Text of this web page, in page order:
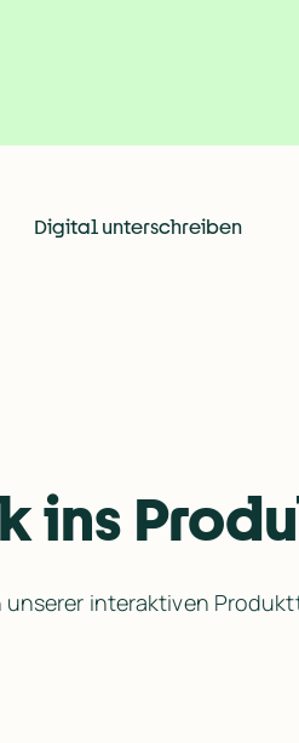
Digital unterschreiben
ins
interaktiven